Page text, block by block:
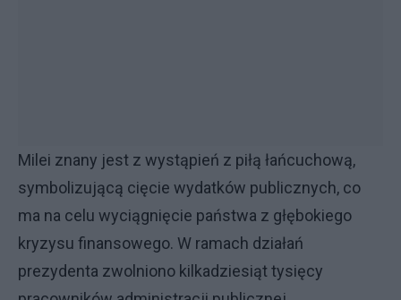
Milei znany jest z wystąpień z piłą łańcuchową,
symbolizującą cięcie wydatków publicznych, co
ma na celu wyciągnięcie państwa z głębokiego
kryzysu finansowego. W ramach działań
prezydenta zwolniono kilkadziesiąt tysięcy